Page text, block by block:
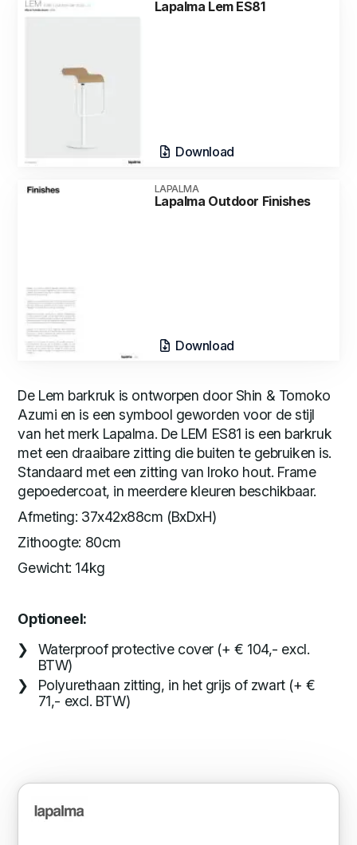
Lapalma Lem ES81
Download
LAPALMA
Lapalma Outdoor Finishes
Download
De Lem barkruk is ontworpen door Shin & Tomoko
Azumi en is een symbool geworden voor de stijl
van het merk Lapalma. De LEM ES81 is een barkruk
met een draaibare zitting die buiten te gebruiken is.
Standaard met een zitting van Iroko hout. Frame
gepoedercoat, in meerdere kleuren beschikbaar.
Afmeting: 37x42x88cm (BxDxH)
Zithoogte: 80cm
Gewicht: 14kg
Optioneel:
Waterproof protective cover (+ € 104,- excl.
BTW)
Polyurethaan zitting, in het grijs of zwart (+ €
71,- excl. BTW)